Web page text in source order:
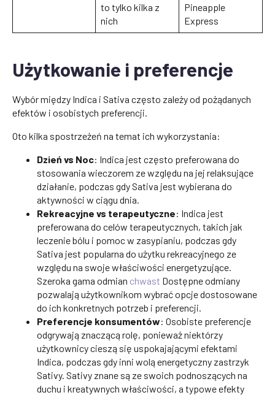
to tylko kilka z
nich
Pineapple
Express
Użytkowanie i preferencje
Wybór między Indica i Sativa często zależy od pożądanych
efektów i osobistych preferencji.
Oto kilka spostrzeżeń na temat ich wykorzystania:
Dzień vs Noc: Indica jest często preferowana do
stosowania wieczorem ze względu na jej relaksujące
działanie, podczas gdy Sativa jest wybierana do
aktywności w ciągu dnia.
Rekreacyjne vs terapeutyczne: Indica jest
preferowana do celów terapeutycznych, takich jak
leczenie bólu i pomoc w zasypianiu, podczas gdy
Sativa jest popularna do użytku rekreacyjnego ze
względu na swoje właściwości energetyzujące.
Szeroka gama odmian chwast Dostępne odmiany
pozwalają użytkownikom wybrać opcje dostosowane
do ich konkretnych potrzeb i preferencji.
Preferencje konsumentów: Osobiste preferencje
odgrywają znaczącą rolę, ponieważ niektórzy
użytkownicy cieszą się uspokajającymi efektami
Indica, podczas gdy inni wolą energetyczny zastrzyk
Sativy. Sativy znane są ze swoich podnoszących na
duchu i kreatywnych właściwości, a typowe efekty